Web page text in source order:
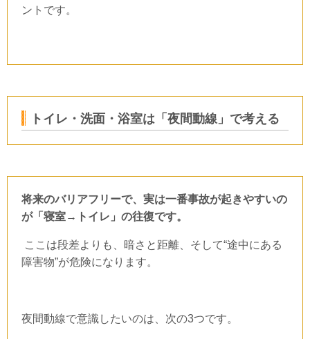
ントです。
トイレ・洗面・浴室は「夜間動線」で考える
将来のバリアフリーで、実は一番事故が起きやすいの
が「寝室→トイレ」の往復です。
ここは段差よりも、暗さと距離、そして“途中にある
障害物”が危険になります。
夜間動線で意識したいのは、次の3つです。